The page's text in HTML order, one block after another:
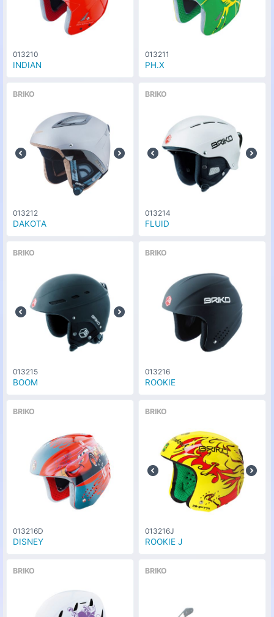
013210
INDIAN
013211
PH.X
BRIKO
013212
DAKOTA
BRIKO
013214
FLUID
BRIKO
013215
BOOM
BRIKO
013216
ROOKIE
BRIKO
013216D
DISNEY
BRIKO
013216J
ROOKIE J
BRIKO BRIKO